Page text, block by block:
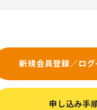
新規会員登録／ロ
申し込み手